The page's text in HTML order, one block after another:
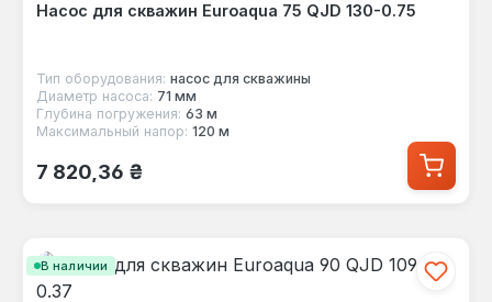
Насос для скважин Euroaqua 75 QJD 130-0.75
Тип оборудования: насос для скважины
Диаметр насоса: 71 мм
Глубина погружения: 63 м
Максимальный напор: 120 м
Обычная цена:
7 820,36 ₴
В наличии